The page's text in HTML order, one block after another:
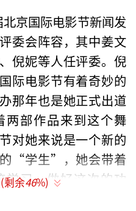
京国际电影节新闻发
委会阵容，其中姜文
倪妮等人任评委。倪
际电影节有着奇妙的
那年也是她正式出道
两部作品来到这个舞
对她来说是一个新的
“学生”，她会带着
习，做好这次的功
剩余46%)